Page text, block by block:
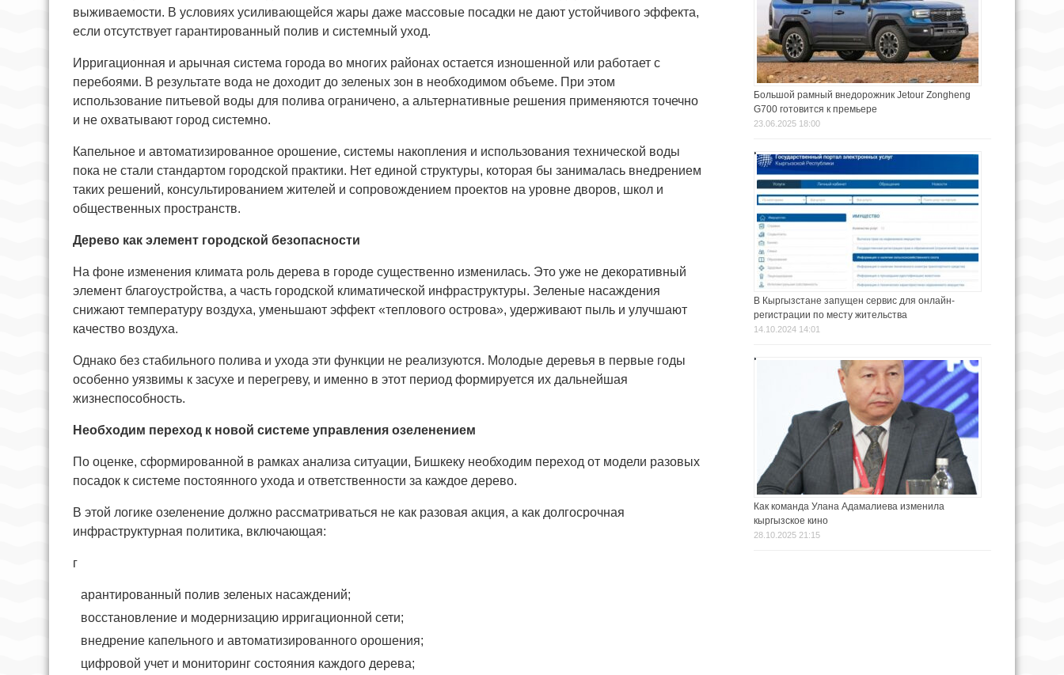
выживаемости. В условиях усиливающейся жары даже массовые посадки не дают устойчивого эффекта,
если отсутствует гарантированный полив и системный уход.
Ирригационная и арычная система города во многих районах остается изношенной или работает с
перебоями. В результате вода не доходит до зеленых зон в необходимом объеме. При этом
использование питьевой воды для полива ограничено, а альтернативные решения применяются точечно
и не охватывают город системно.
Капельное и автоматизированное орошение, системы накопления и использования технической воды
пока не стали стандартом городской практики. Нет единой структуры, которая бы занималась внедрением
таких решений, консультированием жителей и сопровождением проектов на уровне дворов, школ и
общественных пространств.
Дерево как элемент городской безопасности
На фоне изменения климата роль дерева в городе существенно изменилась. Это уже не декоративный
элемент благоустройства, а часть городской климатической инфраструктуры. Зеленые насаждения
снижают температуру воздуха, уменьшают эффект «теплового острова», удерживают пыль и улучшают
качество воздуха.
Однако без стабильного полива и ухода эти функции не реализуются. Молодые деревья в первые годы
особенно уязвимы к засухе и перегреву, и именно в этот период формируется их дальнейшая
жизнеспособность.
Необходим переход к новой системе управления озеленением
По оценке, сформированной в рамках анализа ситуации, Бишкеку необходим переход от модели разовых
посадок к системе постоянного ухода и ответственности за каждое дерево.
В этой логике озеленение должно рассматриваться не как разовая акция, а как долгосрочная
инфраструктурная политика, включающая:
г
арантированный полив зеленых насаждений;
восстановление и модернизацию ирригационной сети;
внедрение капельного и автоматизированного орошения;
цифровой учет и мониторинг состояния каждого дерева;
Большой рамный внедорожник Jetour Zongheng
G700 готовится к премьере
23.06.2025 18:00
В Кыргызстане запущен сервис для онлайн-
регистрации по месту жительства
14.10.2024 14:01
Как команда Улана Адамалиева изменила
кыргызское кино
28.10.2025 21:15